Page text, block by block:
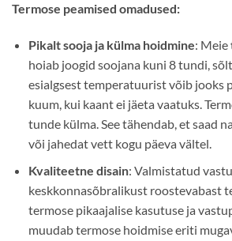
Termose peamised omadused:
Pikalt sooja ja külma hoidmine: Meie
hoiab joogid soojana kuni 8 tundi,
esialgsest temperatuurist võib jooks
kuum, kui kaant ei jäeta vaatuks.
tunde külma. See tähendab, et saad
või jahedat vett kogu päeva vältel.
Kvaliteetne disain: Valmistatud
keskkonnasõbralikust roostevabast
termose pikaajalise kasutuse ja
muudab termose hoidmise eriti